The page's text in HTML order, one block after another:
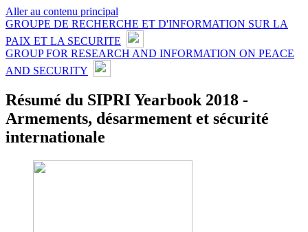
Aller au contenu principal
GROUPE DE RECHERCHE ET D'INFORMATION SUR LA
PAIX ET LA SECURITE
GROUP FOR RESEARCH AND INFORMATION ON PEACE
AND SECURITY
Résumé du SIPRI Yearbook 2018 -
Armements, désarmement et sécurité
internationale